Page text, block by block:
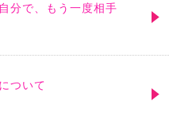
分で、もう一度相手
ついて